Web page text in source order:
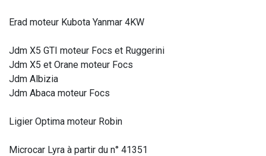
Erad moteur Kubota Yanmar 4KW
Jdm X5 GTI moteur Focs et Ruggerini
Jdm X5 et Orane moteur Focs
Jdm Albizia
Jdm Abaca moteur Focs
Ligier Optima moteur Robin
Microcar Lyra à partir du n° 41351